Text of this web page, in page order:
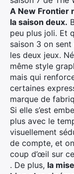
A New Frontier
la saison deux.
peu plus joli. Et
saison 3 on
les deux jeux.
même style
mais qui
certaines
marque de
Si elle s’est
plus avec le
visuellement
de compte, et
coup d’œil sur
. De plus, la